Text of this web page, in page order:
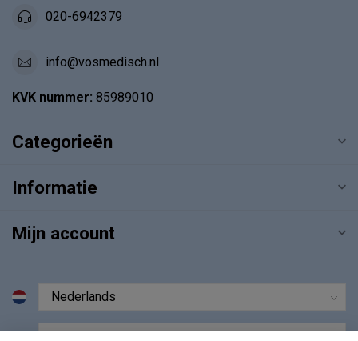
020-6942379
info@vosmedisch.nl
KVK nummer: 85989010
Categorieën
Informatie
Mijn account